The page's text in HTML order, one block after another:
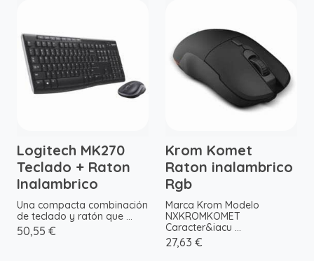
Logitech MK270
Teclado + Raton
Inalambrico
Una compacta combinación
de teclado y ratón que ...
50,55 €
Krom Komet
Raton inalambrico
Rgb
Marca Krom Modelo
NXKROMKOMET
Caracter&iacu ...
27,63 €